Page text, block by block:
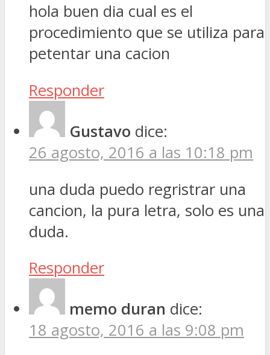
hola buen dia cual es el
procedimiento que se utiliza para
petentar una cacion
Responder
Gustavo dice:
26 agosto, 2016 a las 10:18 pm
una duda puedo regristrar una
cancion, la pura letra, solo es una
duda.
Responder
memo duran dice:
18 agosto, 2016 a las 9:08 pm